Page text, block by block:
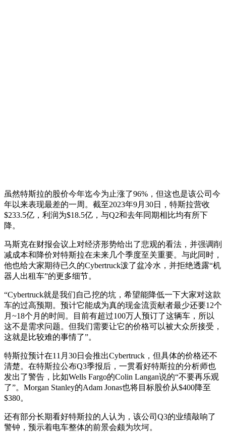
虽然特斯拉的股价今年迄今为止涨了96%，但这也是该公司今
年以来表现最差的一周。截至2023年9月30日，特斯拉营收
$233.5亿，利润为$18.5亿，与Q2和去年同期相比均有所下
降。
马斯克在财报会议上对经济形势给出了悲观的看法，并强调削
减成本和降价对特斯拉在未来几个季度至关重要。与此同时，
他也给大家期待已久的Cybertruck泼了盆冷水，并拒绝透露“机
器人出租车”的更多细节。
“Cybertruck就是我们自己挖的坑，希望能降低一下大家对这款
车的过高预期。预计它能成为真的现金流贡献者最少还要12个
月~18个月的时间。目前有超过100万人预订了这辆车，所以
这不是需求问题。但我们需要让它的价格可以被大众所接受，
这就是比较难的事情了”。
特斯拉预计在11月30日会推出Cybertruck，但具体的价格还不
清楚。在特斯拉公布Q3季报后，一贯看好特斯拉的分析师也
发出了警告，比如Wells Fargo的Colin Langan说的“不要再乐观
了”。Morgan Stanley的Adam Jonas也将目标股价从$400降至
$380。
还有部分长期看好特斯拉的人认为，该公司Q3的业绩敲响了
警钟，预示着电车整体的前景会颇为坎坷。